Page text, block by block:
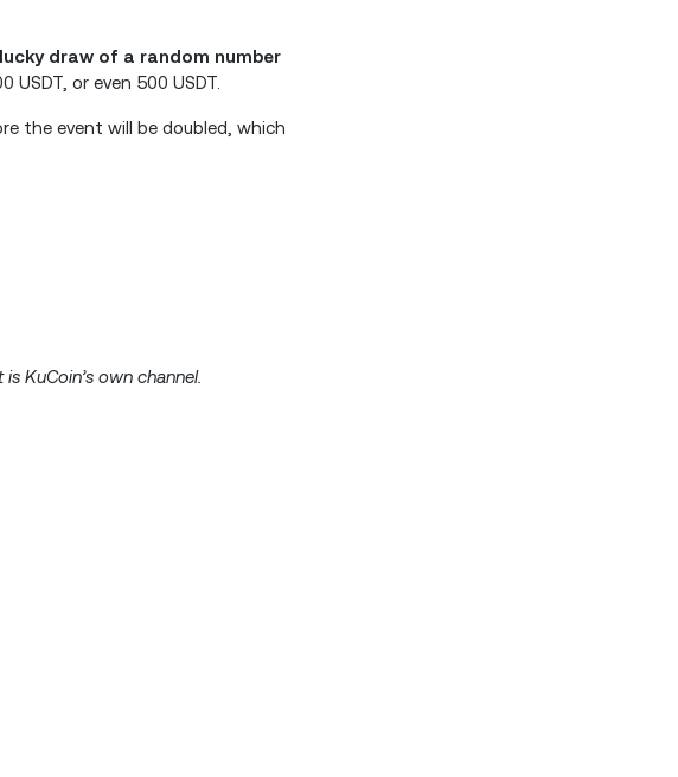
draw of a random number
or even 500 USDT.
the event will be doubled, which
KuCoin’s own channel.